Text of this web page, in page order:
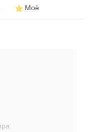
Моё